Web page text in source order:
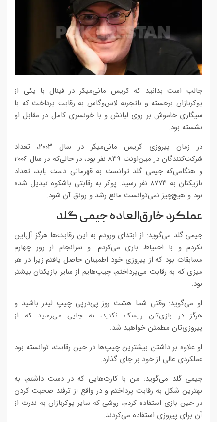
جالب است بدانید که کریس مانی‌میکر در فینال با یکی از
پوکربازان برجسته و باتجربه لاس‌وگاس به رقابت پرداخت که با
سیگاری خاموش بر روی لبانش و با خونسری کامل در مقابل او
نشسته بود.
در زمان پیروزی کریس مانی‌میکر در سال ۲۰۰۳، تعداد
شرکت‌کنندگان در مین‌اونت ۸۳۹ نفر بود، در حالی‌که در سال ۲۰۰۶
و هنگامی‌که جیمی گلد توانست به قهرمانی دست یابد، تعداد
بازیکنان به ۸۷۷۳ نفر رسید. پوکر به رقابتی باشکوه تبدیل شده
بود و هیچ‌چیز نمی‌توانست مانع رشد و رونق آن شود.
عملکرد خارق‌العاده جیمی گلد
جیمی گلد می‌گوید: از ابتدای ورودم به این رقابت‌ها هرگز آل‌این
نکردم و با احتیاط بازی می‌کردم. و سرانجام از روز چهارم
مسابقات بود که از پیروزی خود اطمینان حاصل یافتم زیرا در هر
میزی که به رقابت می‌پرداختم، چیپ‌هایم از سایر بازیکنان بیشتر
بود.
او می‌گوید: وقتی شما هشت روز پی‌درپی چیپ لیدر باشید و
هرگز در بازی‌تان ریسک نکنید، به جایی می‌رسید که از
پیروزی‌تان مطمئن خواهید شد.
او علاوه بر داشتن بیشترین چیپ‌ها در حین رقابت، توانسته بود
عملکردی عالی از خود بر جای گذارد.
جیمی گلد می‌گوید: من با کارت‌هایی که در دست داشتم، به
بهترین شکل به رقابت پرداختم و در واقع از ترفند صحبت کردن
در حین بازی استفاده کردم، روشی که سایر پوکربازان به ندرت از
آن برای پیروزی استفاده می‌کردند.